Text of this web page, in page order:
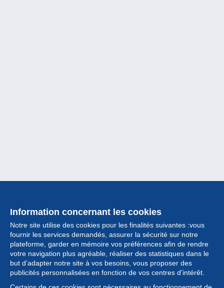
Information concernant les cookies
Notre site utilise des cookies pour les finalités suivantes :vous
fournir les services demandés, assurer la sécurité sur notre
plateforme, garder en mémoire vos préférences afin de rendre
votre navigation plus agréable, réaliser des statistiques dans le
but d’adapter notre site à vos besoins, vous proposer des
publicités personnalisées en fonction de vos centres d’intérêt.
Collection